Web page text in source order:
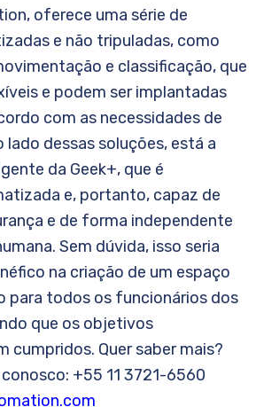
oferece uma série de
e não tripuladas, como
e classificação, que
e podem ser implantadas
com as necessidades de
lado dessas soluções, está a
da Geek+, que é
e, portanto, capaz de
e de forma independente
Sem dúvida, isso seria
na criação de um espaço
para todos os funcionários dos
que os objetivos
cumpridos. Quer saber mais?
+55 11 3721-6560